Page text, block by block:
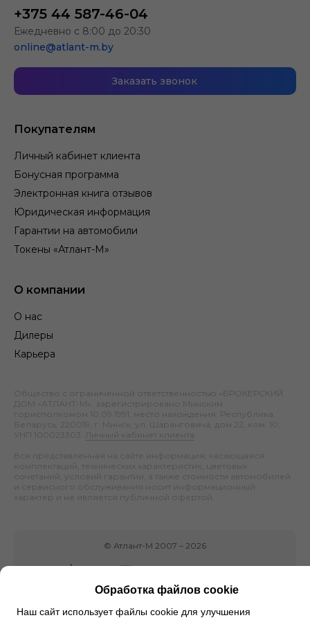
Покупателям
Личный кабинет клиента
Бонусная программа
Электронная книга отзывов
Юридическая информация
Гарантии на автомобили
Токены «Атлант-М»
О компании
О нас
Дилеры
Карьера
+375 44 587-46-04
Ежедневно с 8:00 до 20:30
online@atlant-m.by
Заказать звонок
Общество с ограниченной ответственностью «БРОКЕРСКИЙ
ДОМ «АТЛАНТ-М», зарегистрировано Минским
горисполкомом 10.09.1991; место нахождения: Республика
Беларусь, 220019, г. Минск, ул. Шаранговича, дом 22, ком. 10;
УНП 100023303.
Личный кабинет клиента
Вся представленная на сайте информация, касающаяся
комплектаций, технических характеристик, цветовых
сочетаний, условий гарантии, а также стоимости автомобилей
и сервисного обслуживания носит информационный
характер и не является публичной офертой.
© Атлант-М 2007 – 2026
Обработка файлов cookie
Наш сайт использует файлы cookie для улучшения